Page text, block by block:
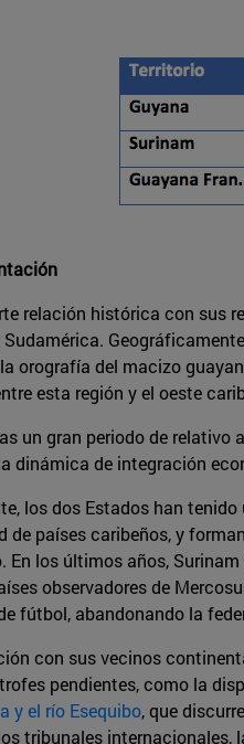
relación histórica con sus
Sudamérica.
orografía del macizo
esta región y el oeste
un gran periodo de relativo
dinámica de integración
los dos Estados han
de países caribeños, y
En los últimos años,
observadores de
fútbol, abandonando la
con sus vecinos
pendientes, como la
y el río Esequibo, que
tribunales internacionales,